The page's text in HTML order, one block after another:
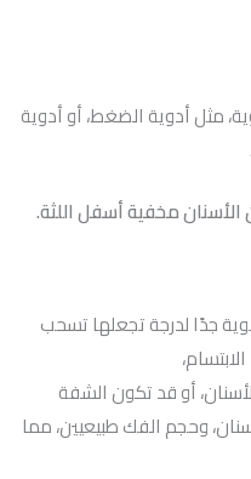
مثل أدوية الضغط، أو أدوية
مخفية أسفل اللثة.
جدًا لدرجة تجعلها تسحب
أو قد تكون الشفة
وحجم الفك طبيعيين، مما